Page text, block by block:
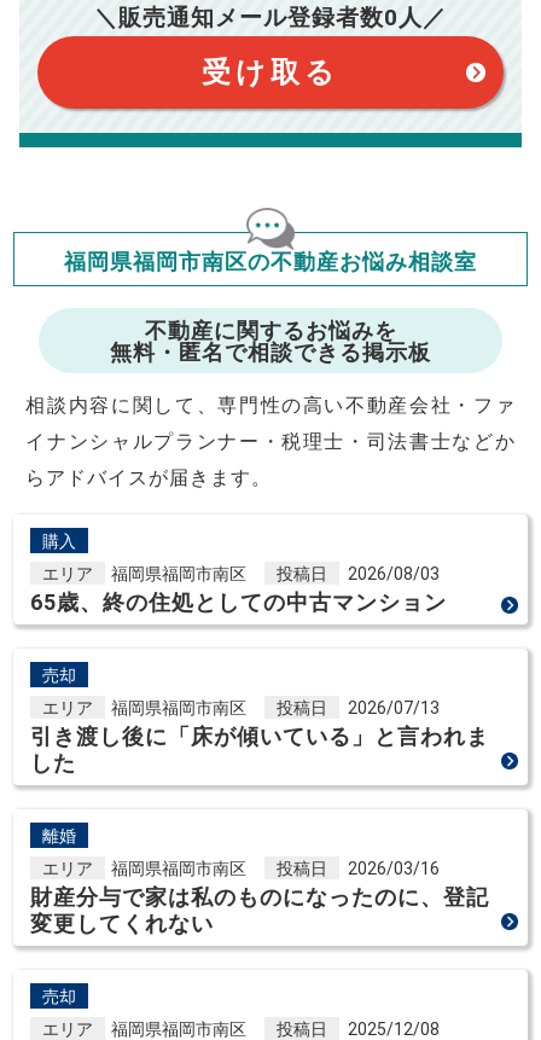
このシミュレーターは元利均等返済方式で試算しています。
このシミュレーターは、四捨五入にて計算しております。
このシミュレーターはお借り入れの全期間で金利が変わらない設
このシミュレーターでの結果は、お借り入れを保証するものでは
ありません。
このシミュレーターをご利用された方の、いかなる損害について
ますが、お借り入れの際に各金融機関にご相談ください。
会員マイページでは
修繕費・管理費の計算もできます
おります。（物件価格×3%＋6万円＋消費税）
＼販売通知メール登録者数0 人／
受け取る
福岡県福岡市南区の不動産お悩み相談室
不動産に関するお悩みを
無料・匿名で相談できる掲示板
相談内容に関して、専門性の高い不動産会社・ファ
イナンシャルプランナー・税理士・司法書士などか
らアドバイスが届きます。
購入
エリア
福岡県福岡市南区 投稿日 2026/08/03
65歳、終の住処としての中古マンション
売却
エリア
福岡県福岡市南区 投稿日 2026/07/13
引き渡し後に「床が傾いている」と言われま
した
離婚
エリア
福岡県福岡市南区 投稿日 2026/03/16
財産分与で家は私のものになったのに、登記
変更してくれない
売却
エリア
福岡県福岡市南区 投稿日 2025/12/08